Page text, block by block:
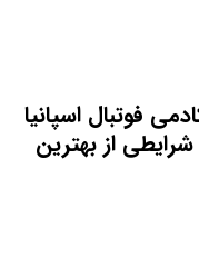
فوتبال اسپانیا
شرایطی از بهترین